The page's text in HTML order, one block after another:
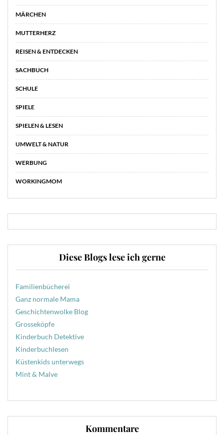
MÄRCHEN
MUTTERHERZ
REISEN & ENTDECKEN
SACHBUCH
SCHULE
SPIELE
SPIELEN & LESEN
UMWELT & NATUR
WERBUNG
WORKINGMOM
Diese Blogs lese ich gerne
Familienbücherei
Ganz normale Mama
Geschichtenwolke Blog
Grosseköpfe
Kinderbuch Detektive
Kinderbuchlesen
Küstenkids unterwegs
Mint & Malve
Kommentare